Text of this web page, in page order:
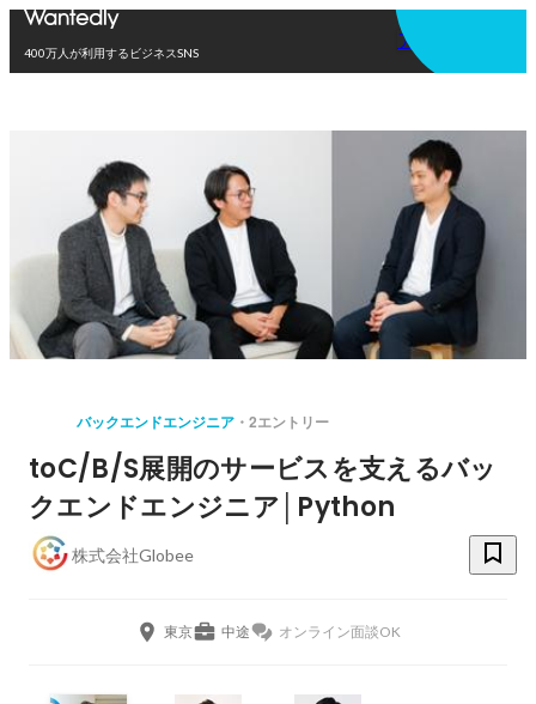
400万人が利用するビジネスSNS
アプリを使う
バックエンドエンジニア 2エントリー
toC/B/S展開のサービスを支えるバッ
クエンドエンジニア│Python
株式会社Globee
東京 中途 オンライン面談OK